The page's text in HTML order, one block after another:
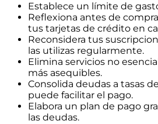
Establece un límite de
Reflexiona antes de
tus tarjetas de crédito en
Reconsidera tus
las utilizas regularmente.
Elimina servicios no
más asequibles.
Consolida deudas a tasas
puede facilitar el pago.
Elabora un plan de pago
las deudas.